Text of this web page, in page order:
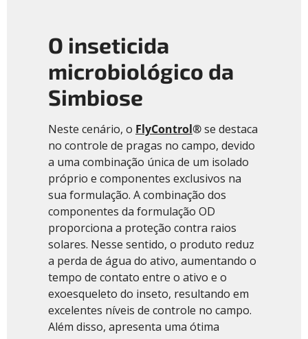
O inseticida
microbiológico da
Simbiose
Neste cenário, o FlyControl®se destaca
no controle de pragas no campo, devido
a uma combinação única de um isolado
próprio e componentes exclusivos na
sua formulação. A combinação dos
componentes da formulação OD
proporciona a proteção contra raios
solares. Nesse sentido, o produto reduz
a perda de água do ativo, aumentando o
tempo de contato entre o ativo e o
exoesqueleto do inseto, resultando em
excelentes níveis de controle no campo.
Além disso, apresenta uma ótima